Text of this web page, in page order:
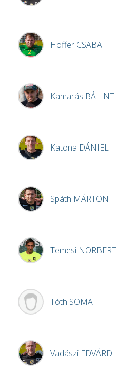
Hoffer CSABA
Kamarás BÁLINT
Katona DÁNIEL
Spáth MÁRTON
Temesi NORBERT
Tóth SOMA
Vadászi EDVÁRD